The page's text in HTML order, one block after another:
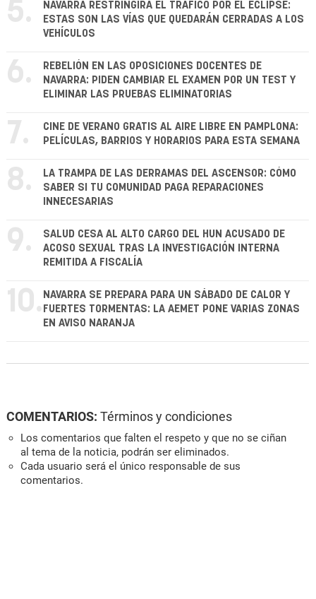
5.
NAVARRA RESTRINGIRÁ EL TRÁFICO POR EL ECLIPSE:
ESTAS SON LAS VÍAS QUE QUEDARÁN CERRADAS A LOS
VEHÍCULOS
6.
REBELIÓN EN LAS OPOSICIONES DOCENTES DE
NAVARRA: PIDEN CAMBIAR EL EXAMEN POR UN TEST Y
ELIMINAR LAS PRUEBAS ELIMINATORIAS
7.
CINE DE VERANO GRATIS AL AIRE LIBRE EN PAMPLONA:
PELÍCULAS, BARRIOS Y HORARIOS PARA ESTA SEMANA
8.
LA TRAMPA DE LAS DERRAMAS DEL ASCENSOR: CÓMO
SABER SI TU COMUNIDAD PAGA REPARACIONES
INNECESARIAS
9.
SALUD CESA AL ALTO CARGO DEL HUN ACUSADO DE
ACOSO SEXUAL TRAS LA INVESTIGACIÓN INTERNA
REMITIDA A FISCALÍA
10. NAVARRA SE PREPARA PARA UN SÁBADO DE CALOR Y
FUERTES TORMENTAS: LA AEMET PONE VARIAS ZONAS
EN AVISO NARANJA
COMENTARIOS: Términos y condiciones
Los comentarios que falten el respeto y que no se ciñan
al tema de la noticia, podrán ser eliminados.
Cada usuario será el único responsable de sus
comentarios.